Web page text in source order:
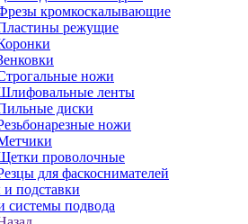
кромкоскалывающие
режущие
ножи
ленты
диски
ножи
проволочные
для фаскоснимателей
подставки
подвода